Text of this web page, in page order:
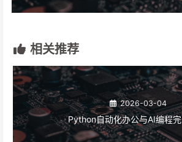
相关推荐
2026-03-04
Python自动化办公与AI编程